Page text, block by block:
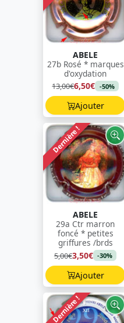
ABELE
27b Rosé * marques
d'oxydation
13,00€6,50€ -50%
Ajouter
Dernière !
ABELE
29a Ctr marron
foncé * petites
griffures /brds
5,00€3,50€ -30%
Ajouter
Dernière !